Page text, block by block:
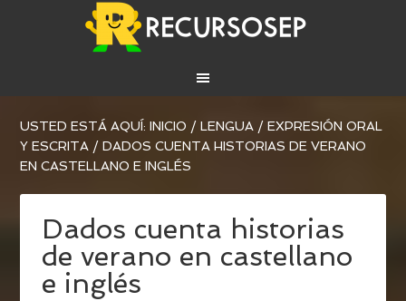
USTED ESTÁ AQUÍ:INICIO / LENGUA / EXPRESIÓN ORAL
Y ESCRITA / DADOS CUENTA HISTORIAS DE VERANO
EN CASTELLANO E INGLÉS
Dados cuenta historias
de verano en castellano
e inglés